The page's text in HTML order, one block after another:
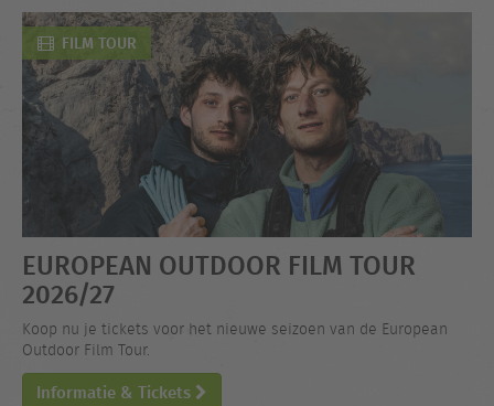
FILM TOUR
EUROPEAN OUTDOOR FILM TOUR
2026/27
Koop nu je tickets voor het nieuwe seizoen van de European
Outdoor Film Tour.
Informatie & Tickets